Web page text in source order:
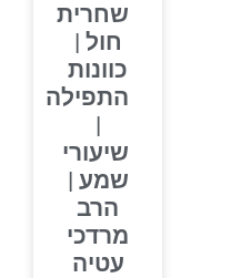
שחרית
חול |
כוונות
התפילה
שיעורי
שמע |
הרב
מרדכי
עטיה